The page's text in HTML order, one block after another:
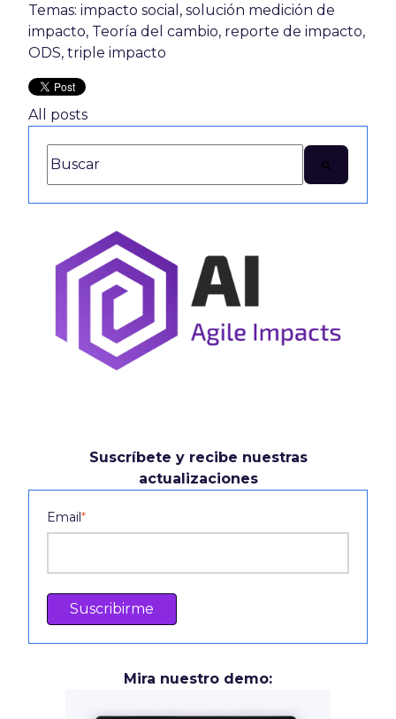
Temas: impacto social , solución medición de
impacto, Teoría del cambio, reporte de impacto,
ODS, triple impacto
All posts
Esto es un campo de búsqueda con una función de
Suscríbete y recibe nuestras
actualizaciones
Email*
Mira nuestro demo: